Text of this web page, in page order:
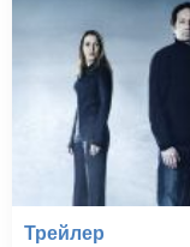
Трейлер